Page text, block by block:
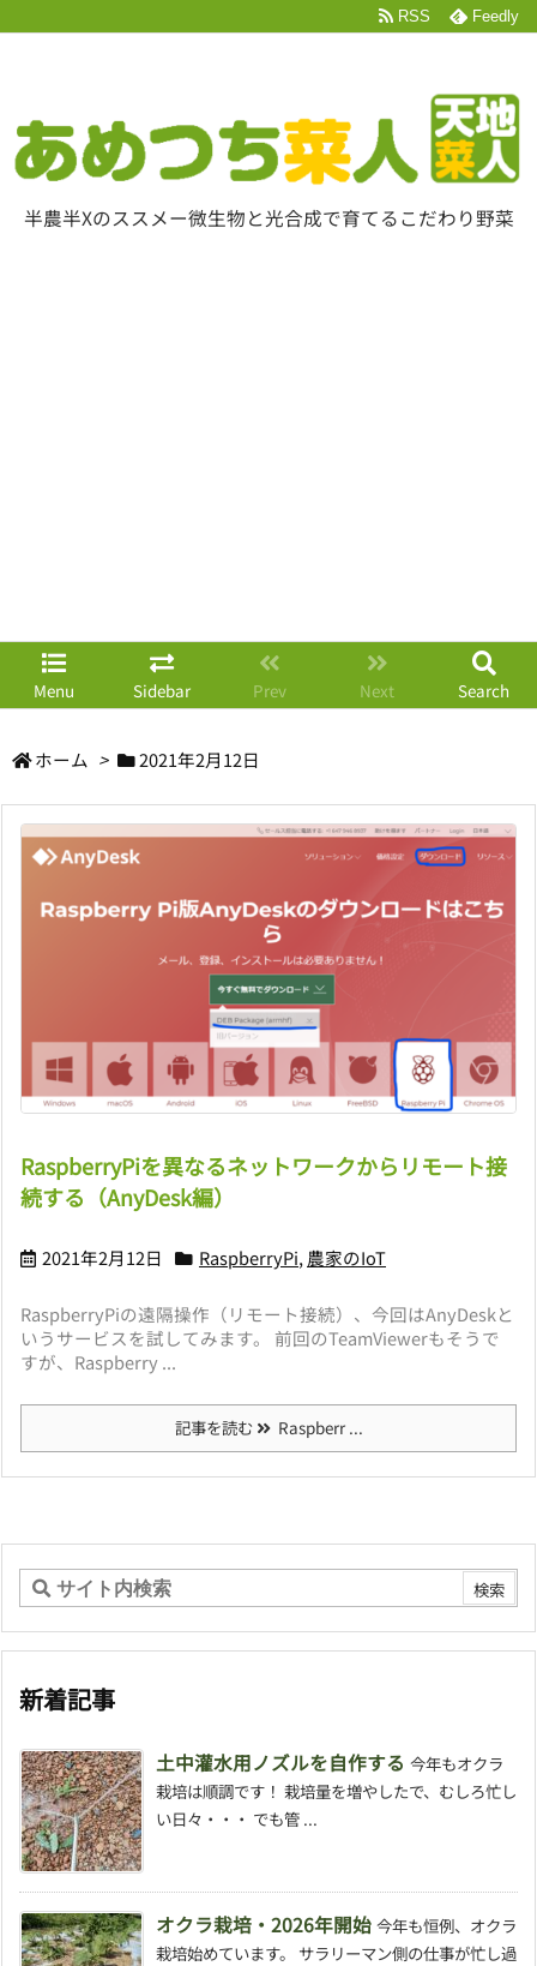
半農半Xのススメー微生物と光合成で育てるこだわり野菜
Menu Sidebar Prev Next Search
RSS Feedly
ホーム > 2021年2月12日
RaspberryPiを異なるネットワークからリモート接
続する（AnyDesk編）
2021年2月12日 RaspberryPi, 農家のIoT
RaspberryPiの遠隔操作（リモート接続）、今回はAnyDeskと
いうサービスを試してみます。 前回のTeamViewerもそうで
すが、Raspberry ...
記事を読む Raspberr ...
新着記事
土中灌水用ノズルを自作する 今年もオクラ
栽培は順調です！ 栽培量を増やしたで、むしろ忙し
い日々・・・ でも管 ...
オクラ栽培・2026年開始 今年も恒例、オクラ
栽培始めています。 サラリーマン側の仕事が忙し過